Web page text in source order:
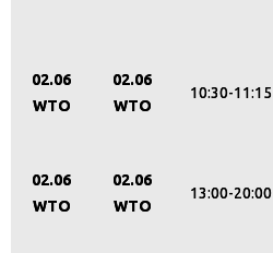
Promowane
02.06
WTO
02.06
WTO
10:30-11:15
02.06
WTO
02.06
WTO
13:00-20:00